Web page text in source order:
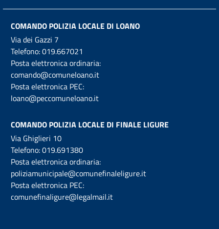
COMANDO POLIZIA LOCALE DI LOANO
Via dei Gazzi 7
Telefono:019.667021
Posta elettronica ordinaria:
comando@comuneloano.it
Posta elettronica PEC:
loano@peccomuneloano.it
COMANDO POLIZIA LOCALE DI FINALE LIGURE
Via Ghiglieri 10
Telefono:019.691380
Posta elettronica ordinaria:
poliziamunicipale@comunefinaleligure.it
Posta elettronica PEC:
comunefinaligure@legalmail.it